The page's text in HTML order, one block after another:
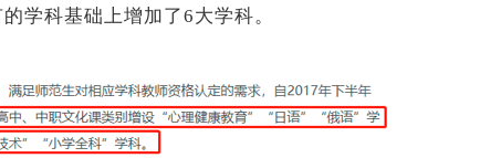
学科基础上增加了6大学科。